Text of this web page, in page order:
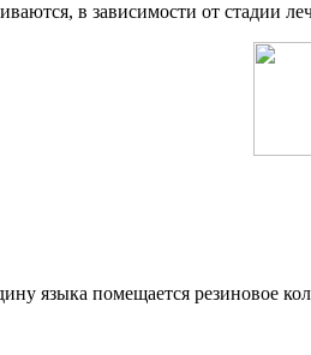
в зависимости от стадии
языка помещается резиновое